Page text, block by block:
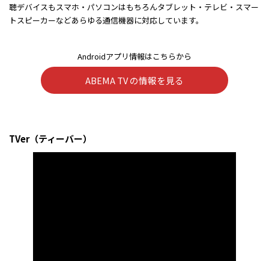
聴デバイスもスマホ・パソコンはもちろんタブレット・テレビ・スマー
トスピーカーなどあらゆる通信機器に対応しています。
Androidアプリ情報はこちらから
ABEMA TV の情報を見る
TVer（ティーバー）